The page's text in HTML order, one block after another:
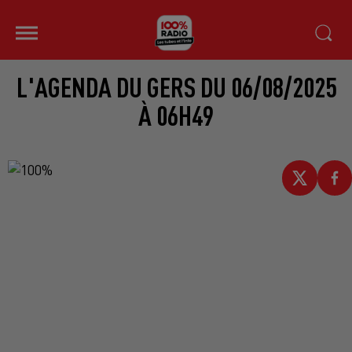
L'AGENDA DU GERS DU 06/08/2025
À 06H49